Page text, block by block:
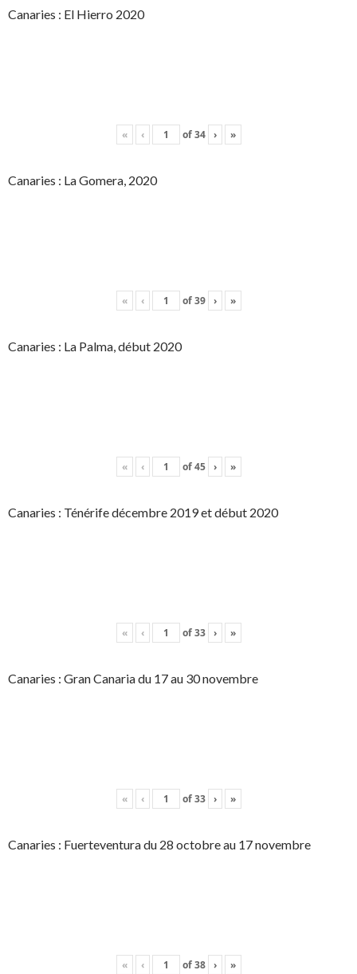
Canaries : El Hierro 2020
« ‹ of34 › »
Canaries : La Gomera, 2020
« ‹ of39 › »
Canaries : La Palma, début 2020
« ‹ of45 › »
Canaries : Ténérife décembre 2019 et début 2020
« ‹ of33 › »
Canaries : Gran Canaria du 17 au 30 novembre
« ‹ of33 › »
Canaries : Fuerteventura du 28 octobre au 17 novembre
« ‹ of38 › »